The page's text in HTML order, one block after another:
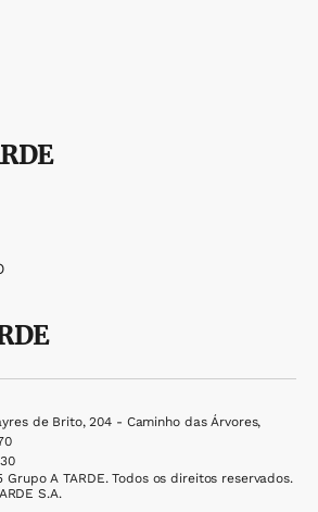
de Brito, 204 - Caminho das Árvores,
A TARDE. Todos os direitos reservados.
S.A.